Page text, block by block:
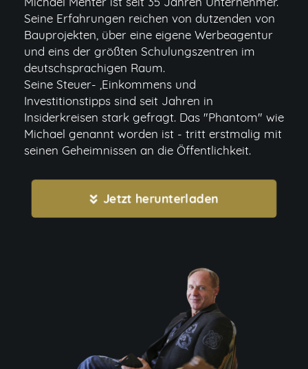
Seine Erfahrungen reichen von dutzenden von
Bauprojekten, über eine eigene Werbeagentur
und eins der größten Schulungszentren im
deutschsprachigen Raum.
Seine Steuer- ,Einkommens und
Investitionstipps sind seit Jahren in
Insiderkreisen stark gefragt. Das "Phantom" wie
Michael genannt worden ist - tritt erstmalig mit
seinen Geheimnissen an die Öffentlichkeit.
Jetzt herunterladen